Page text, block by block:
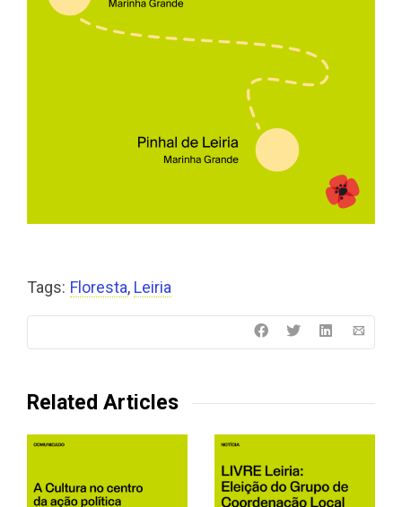
Tags: Floresta, Leiria
Related Articles